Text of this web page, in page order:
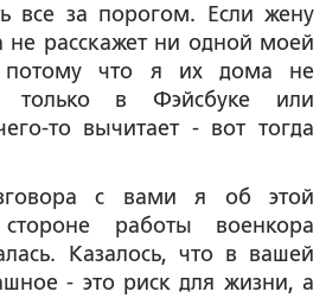
все за порогом. Если жену
не расскажет ни одной моей
потому что я их дома не
только в Фэйсбуке или
то вычитает - вот тогда
с вами я об этой
стороне работы военкора
Казалось, что в вашей
- это риск для жизни, а